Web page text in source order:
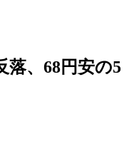
落、68円安の5